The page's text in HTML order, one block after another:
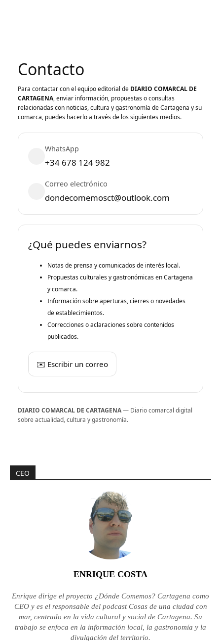
Contacto
Para contactar con el equipo editorial de DIARIO COMARCAL DE
CARTAGENA, enviar información, propuestas o consultas
relacionadas con noticias, cultura y gastronomía de Cartagena y su
comarca, puedes hacerlo a través de los siguientes medios.
WhatsApp
+34 678 124 982
Correo electrónico
dondecomemosct@outlook.com
¿Qué puedes enviarnos?
Notas de prensa y comunicados de interés local.
Propuestas culturales y gastronómicas en Cartagena
y comarca.
Información sobre aperturas, cierres o novedades
de establecimientos.
Correcciones o aclaraciones sobre contenidos
publicados.
✉️ Escribir un correo
DIARIO COMARCAL DE CARTAGENA— Diario comarcal digital
sobre actualidad, cultura y gastronomía.
CEO
ENRIQUE COSTA
Enrique dirige el proyecto ¿Dónde Comemos? Cartagena como
CEO y es el responsable del podcast Cosas de una ciudad con
mar, centrado en la vida cultural y social de Cartagena. Su
trabajo se enfoca en la información local, la gastronomía y la
divulgación del territorio.